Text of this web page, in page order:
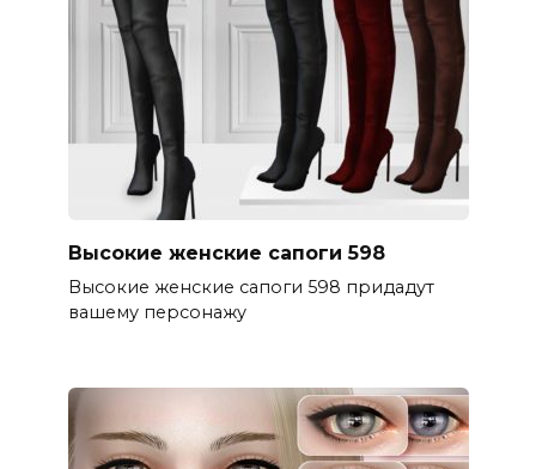
Высокие женские сапоги 598
Высокие женские сапоги 598 придадут
вашему персонажу